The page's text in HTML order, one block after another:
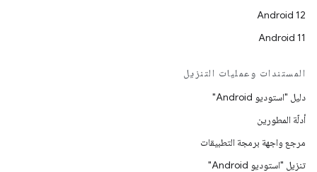
Android 12
Android 11
المستندات وعمليات التنزيل
دليل "استوديو Android"
أدلّة المطورين
مرجع واجهة برمجة التطبيقات
تنزيل "استوديو Android"